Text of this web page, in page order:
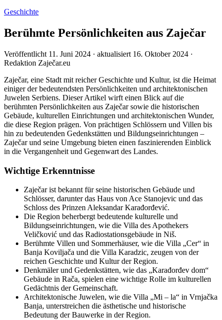
Geschichte
Berühmte Persönlichkeiten aus Zaječar
Veröffentlicht 11. Juni 2024 · aktualisiert 16. Oktober 2024 ·
Redaktion Zaječar.eu
Zaječar, eine Stadt mit reicher Geschichte und Kultur, ist die Heimat
einiger der bedeutendsten Persönlichkeiten und architektonischen
Juwelen Serbiens. Dieser Artikel wirft einen Blick auf die
berühmten Persönlichkeiten aus Zaječar sowie die historischen
Gebäude, kulturellen Einrichtungen und architektonischen Wunder,
die diese Region prägen. Von prächtigen Schlössern und Villen bis
hin zu bedeutenden Gedenkstätten und Bildungseinrichtungen –
Zaječar und seine Umgebung bieten einen faszinierenden Einblick
in die Vergangenheit und Gegenwart des Landes.
Wichtige Erkenntnisse
Zaječar ist bekannt für seine historischen Gebäude und
Schlösser, darunter das Haus von Ace Stanojevic und das
Schloss des Prinzen Aleksandar Karađorđević.
Die Region beherbergt bedeutende kulturelle und
Bildungseinrichtungen, wie die Villa des Apothekers
Veličković und das Radiostationsgebäude in Niš.
Berühmte Villen und Sommerhäuser, wie die Villa „Cer“ in
Banja Koviljača und die Villa Karadzic, zeugen von der
reichen Geschichte und Kultur der Region.
Denkmäler und Gedenkstätten, wie das „Karađorđev dom“
Gebäude in Rača, spielen eine wichtige Rolle im kulturellen
Gedächtnis der Gemeinschaft.
Architektonische Juwelen, wie die Villa „Mi – la“ in Vrnjačka
Banja, unterstreichen die ästhetische und historische
Bedeutung der Bauwerke in der Region.